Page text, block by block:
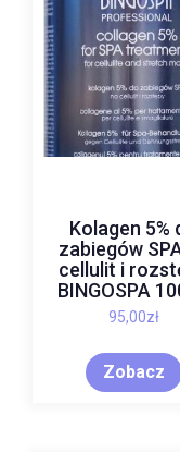
Kolagen 5%
zabiegów
cellulit i
BINGOSPA
95,00zł
Zobacz